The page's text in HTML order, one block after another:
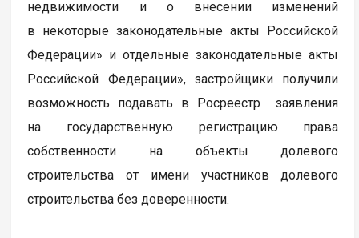
недвижимости и о внесении изменений
в некоторые законодательные акты Российской
Федерации» и отдельные законодательные акты
Российской Федерации», застройщики получили
возможность подавать в Росреестр заявления
на государственную регистрацию права
собственности на объекты долевого
строительства от имени участников долевого
строительства без доверенности.